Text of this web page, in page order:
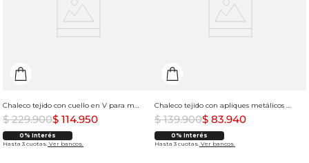
Chaleco tejido con cuello en V para mujer
$ 229.900$ 114.950
0% Interés
Hasta 3 cuotas. Ver bancos.
Chaleco tejido con apliques metálicos para mujer
$ 139.900$ 83.940
0% Interés
Hasta 3 cuotas. Ver bancos.